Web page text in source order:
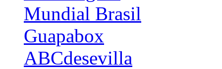
Mundial Brasil
Guapabox
ABCdesevilla